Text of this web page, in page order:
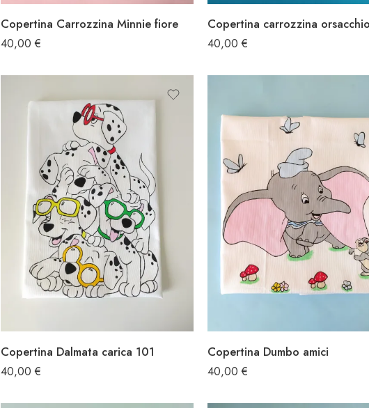
Copertina Carrozzina Minnie fiore
40,00 € 40,00 €
Copertina Dalmata carica 101
40,00 €
Copertina Dumbo amici
40,00 €